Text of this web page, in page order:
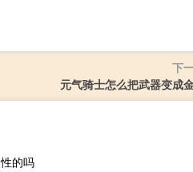
下
元气骑士怎么把武器变成
的吗